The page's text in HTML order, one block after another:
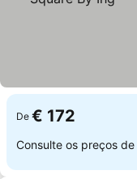
De € 172
Consulte os preços de